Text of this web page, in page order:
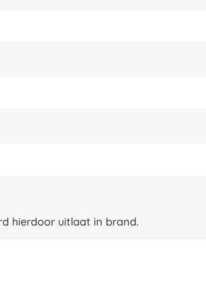
hierdoor uitlaat in brand.